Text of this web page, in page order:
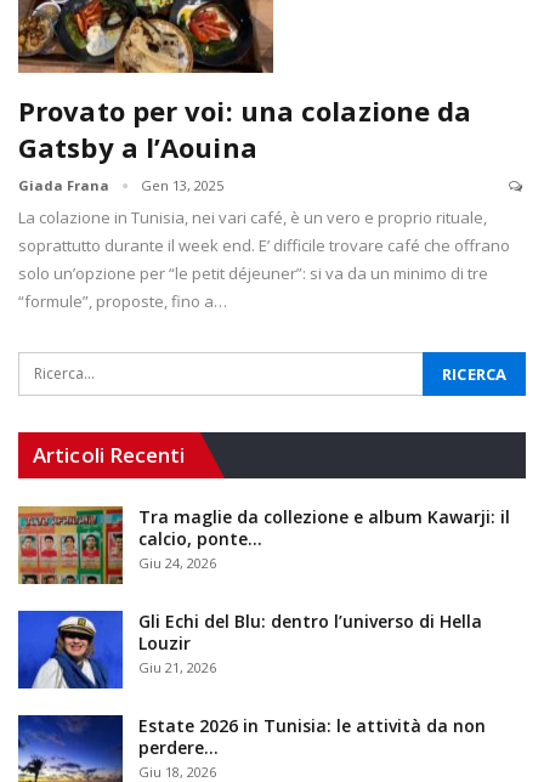
Provato per voi: una colazione da
Gatsby a l’Aouina
Giada Frana Gen 13, 2025
La colazione in Tunisia, nei vari café, è un vero e proprio rituale,
soprattutto durante il week end. E’ difficile trovare café che offrano
solo un’opzione per “le petit déjeuner”: si va da un minimo di tre
“formule”, proposte, fino a…
Articoli Recenti
Tra maglie da collezione e album Kawarji: il
calcio, ponte…
Giu 24, 2026
Gli Echi del Blu: dentro l’universo di Hella
Louzir
Giu 21, 2026
Estate 2026 in Tunisia: le attività da non
perdere…
Giu 18, 2026